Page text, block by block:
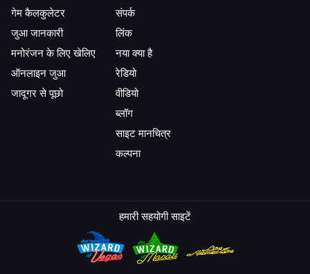
गेम कैलकुलेटर
जुआ जानकारी
मनोरंजन के लिए खेलिए
ऑनलाइन जुआ
जादूगर से पूछो
संपर्क
लिंक
नया क्या है
रेडियो
वीडियो
ब्लॉग
साइट मानचित्र
कल्पना
हमारी सहयोगी साइटें